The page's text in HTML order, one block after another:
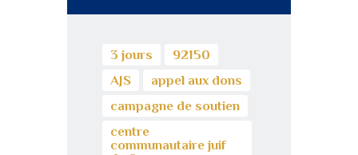
3 jours
92150
AJS
appel aux dons
campagne de soutien
centre
communautaire juif